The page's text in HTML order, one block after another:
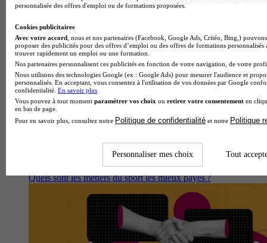
Quels sont les métiers du sport les mieux payés ?
personnalisée des offres d'emploi ou de formations proposées.
Cookies publicitaires
Avec votre accord , nous et nos partenaires (Facebook, Google Ads, Critéo, Bing,)
proposer des publicités pour des offres d’emploi ou des offres de formations
trouver rapidement un emploi ou une formation.
Nos partenaires personnalisent ces publicités en fonction de votre navigation, de votre
Nous utilisons des technologies Google (ex : Google Ads) pour mesurer l'audience et
personnalisés. En acceptant, vous consentez à l'utilisation de vos données par Google
confidentialité. En savoir plus
Vous pouvez à tout moment paramétrer vos choix ou retirer votre consentement en
en bas de page.
Pour en savoir plus, consultez notre Politique de confidentialité et notre Politique
Personnaliser mes choix Tout